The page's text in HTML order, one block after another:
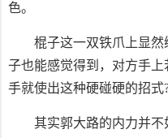
色。
棍子这一双铁爪上显
子也能感觉得到，对方手
手就使出这种硬碰硬的招式
其实郭大路的内力并